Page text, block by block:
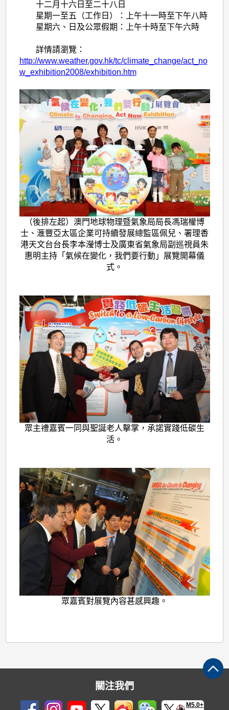
十二月十六日至二十八日
星期一至五（工作日）：上午十一時至下午八時
星期六、日及公眾假期：上午十時至下午六時
詳情請瀏覽：
http://www.weather.gov.hk/tc/climate_change/act_no
w_exhibition2008/exhibition.htm
（後排左起）澳門地球物理暨氣象局局長馮瑞權博
士、滙豐亞太區企業可持續發展總監區佩兒、署理香
港天文台台長李本瀅博士及廣東省氣象局副巡視員朱
惠明主持「氣候在變化，我們要行動」展覽開幕儀
式。
眾主禮嘉賓一同與聖誕老人擊掌，承諾實踐低碳生
活。
眾嘉賓對展覽內容甚感興趣。
關注我們
M5.0+